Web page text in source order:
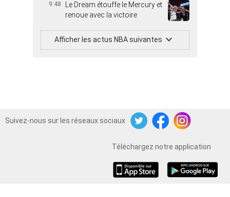
9:48
Le Dream étouffe le Mercury et
renoue avec la victoire
Afficher les actus NBA suivantes
Suivez-nous sur les réseaux sociaux
TwitterFacebookInstagram
Téléchargez notre application